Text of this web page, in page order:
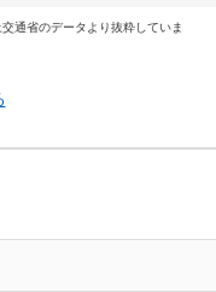
通省のデータより抜粋していま